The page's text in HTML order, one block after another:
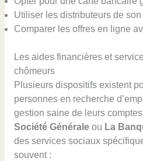
Utiliser les distributeurs de
Comparer les offres en ligne
Les aides financières et
chômeurs
Plusieurs dispositifs existent
personnes en recherche
gestion saine de leurs
Société Généraleou La
des services sociaux
souvent :